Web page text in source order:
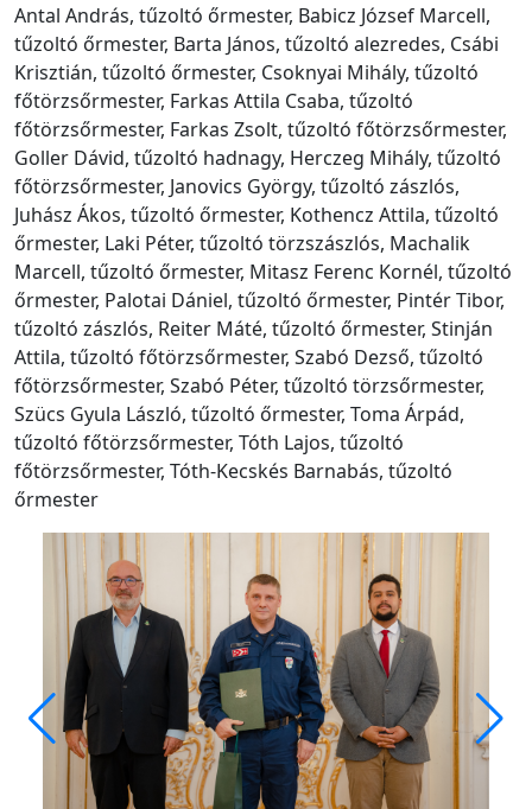
Antal András, tűzoltó őrmester, Babicz József Marcell,
tűzoltó őrmester, Barta János, tűzoltó alezredes, Csábi
Krisztián, tűzoltó őrmester, Csoknyai Mihály, tűzoltó
főtörzsőrmester, Farkas Attila Csaba, tűzoltó
főtörzsőrmester, Farkas Zsolt, tűzoltó főtörzsőrmester,
Goller Dávid, tűzoltó hadnagy, Herczeg Mihály, tűzoltó
főtörzsőrmester, Janovics György, tűzoltó zászlós,
Juhász Ákos, tűzoltó őrmester, Kothencz Attila, tűzoltó
őrmester, Laki Péter, tűzoltó törzszászlós, Machalik
Marcell, tűzoltó őrmester, Mitasz Ferenc Kornél, tűzoltó
őrmester, Palotai Dániel, tűzoltó őrmester, Pintér Tibor,
tűzoltó zászlós, Reiter Máté, tűzoltó őrmester, Stinján
Attila, tűzoltó főtörzsőrmester, Szabó Dezső, tűzoltó
főtörzsőrmester, Szabó Péter, tűzoltó törzsőrmester,
Szücs Gyula László, tűzoltó őrmester, Toma Árpád,
tűzoltó főtörzsőrmester, Tóth Lajos, tűzoltó
főtörzsőrmester, Tóth-Kecskés Barnabás, tűzoltó
őrmester